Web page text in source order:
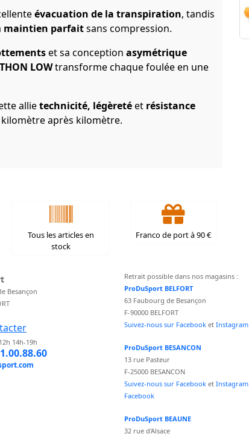
évacuation de la transpiration, tandis
maintien parfaitsans compression.
et sa conception asymétrique
LOWtransforme chaque foulée en une
allietechnicité, légèretéet résistance
après kilomètre.
Tous les articles en
stock
Franco de port à 90 €
Besançon
14h-19h
Retrait possible dans nos magasins :
ProDuSport BELFORT
63 Faubourg de Besançon
F-90000 BELFORT
Suivez-nous sur Facebook et Instagram
ProDuSport BESANCON
13 rue Pasteur
F-25000 BESANCON
Suivez-nous sur Facebook et Instagram
Facebook
ProDuSport BEAUNE
32 rue d'Alsace